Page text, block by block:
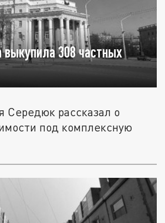
308 частных
Середюк рассказал о
под комплексную